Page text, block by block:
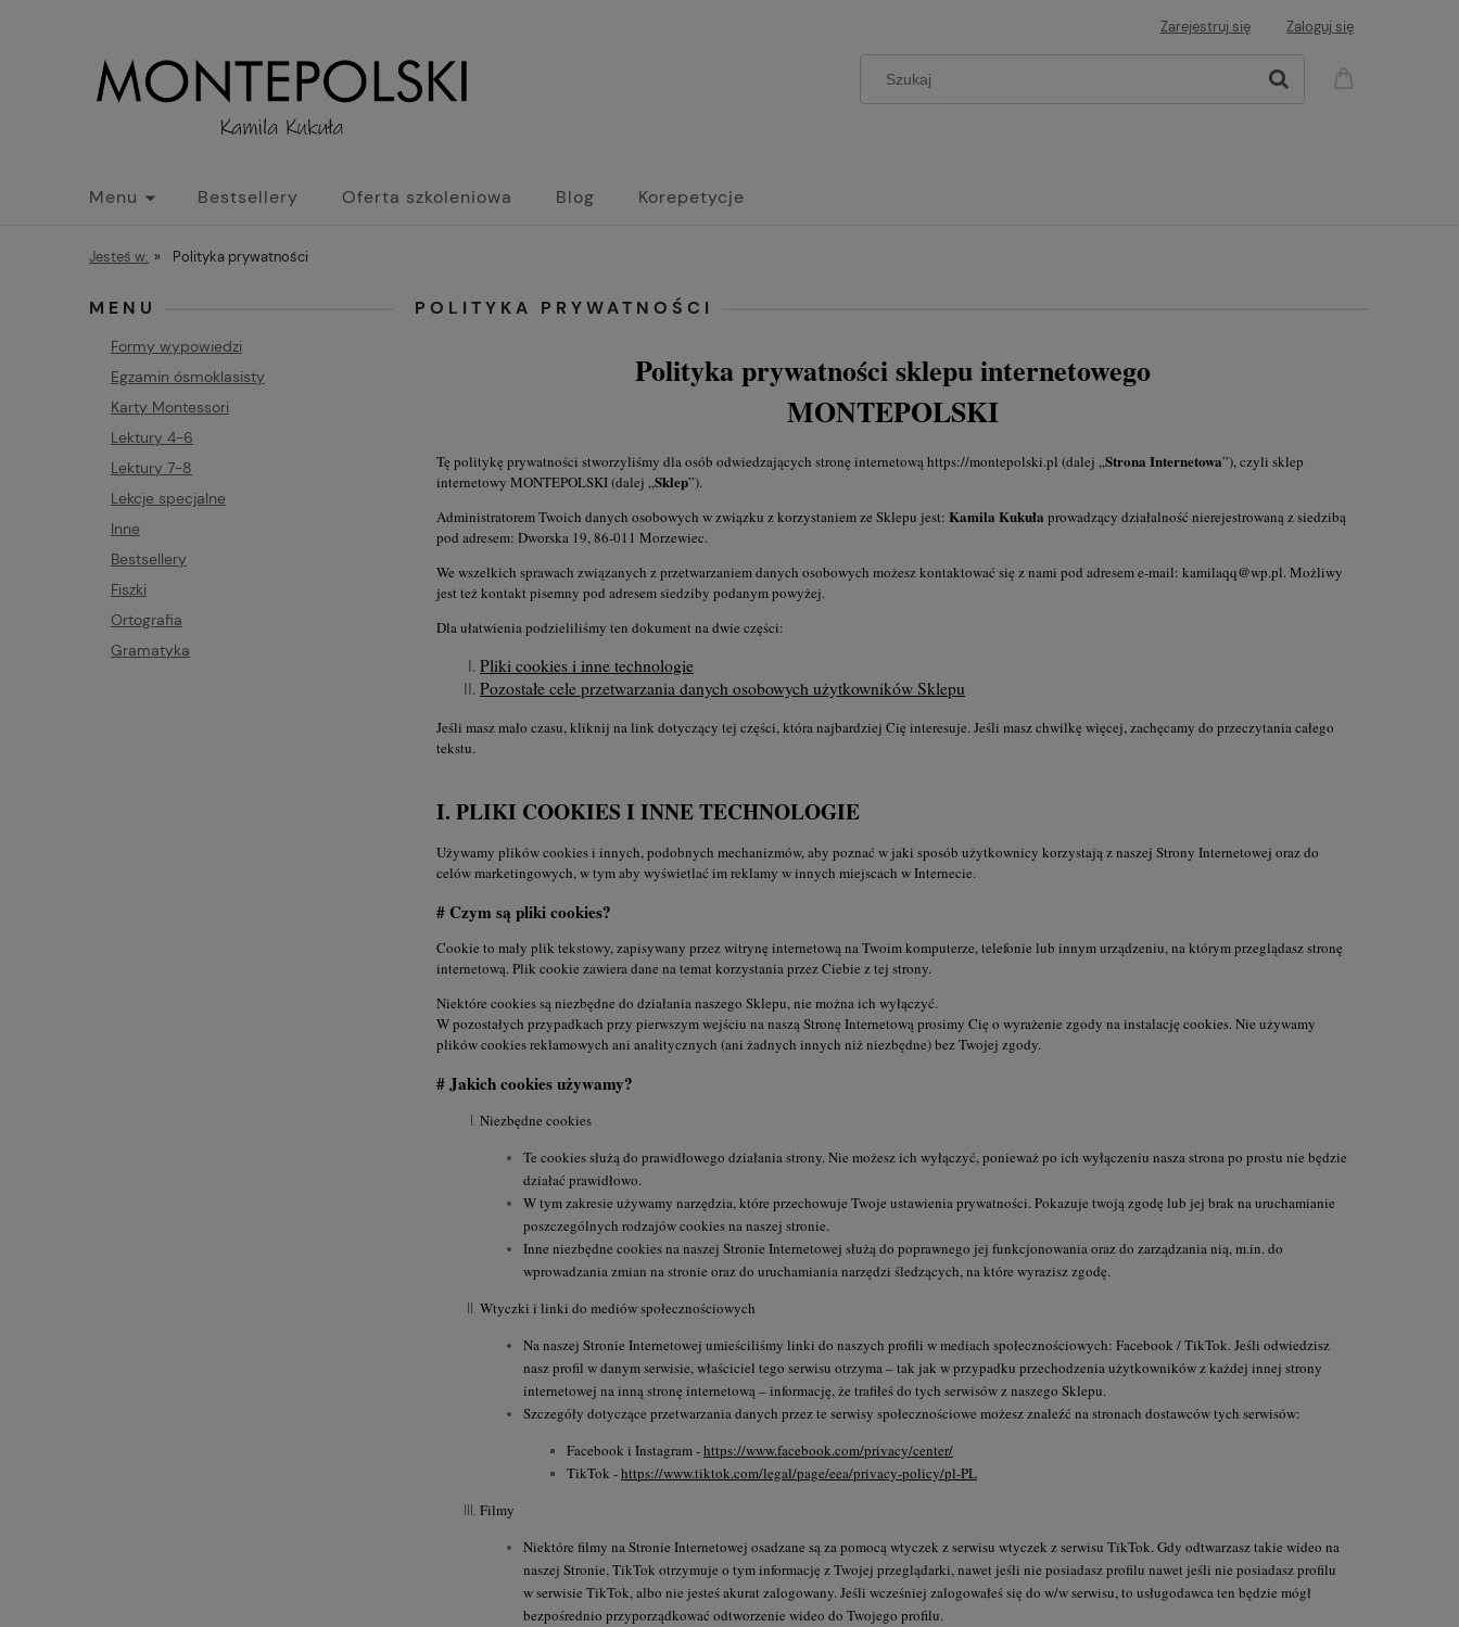
Zarejestruj się Zaloguj się
Menu Bestsellery Oferta szkoleniowa Blog Korepetycje
Jesteś w: » Polityka prywatności
MENU
Formy wypowiedzi
Egzamin ósmoklasisty
Karty Montessori
Lektury 4-6
Lektury 7-8
Lekcje specjalne
Inne
Bestsellery
Fiszki
Ortografia
Gramatyka
POLITYKA PRYWATNOŚCI
Polityka prywatności sklepu internetowego
MONTEPOLSKI
Tę politykę prywatności stworzyliśmy dla osób odwiedzających stronę internetowąhttps://montepolski.pl (dalej „Strona Internetowa”), czyli sklep
internetowy MONTEPOLSKI (dalej „Sklep”).
Administratorem Twoich danych osobowych w związku z korzystaniem ze Sklepu jest: Kamila Kukuła prowadzący działalność nierejestrowaną z siedzibą
pod adresem: Dworska 19, 86-011 Morzewiec.
We wszelkich sprawach związanych z przetwarzaniem danych osobowych możesz kontaktować się z nami pod adresem e-mail: kamilaqq@wp.pl. Możliwy
jest też kontakt pisemny pod adresem siedziby podanym powyżej.
Dla ułatwienia podzieliliśmy ten dokument na dwie części:
Pliki cookies i inne technologie
Pozostałe cele przetwarzania danych osobowych użytkowników Sklepu
Jeśli masz mało czasu, kliknij na link dotyczący tej części, która najbardziej Cię interesuje. Jeśli masz chwilkę więcej, zachęcamy do przeczytania całego
tekstu.
I. PLIKI COOKIES I INNE TECHNOLOGIE
Używamy plików cookies i innych, podobnych mechanizmów, aby poznać w jaki sposób użytkownicy korzystają z naszej Strony Internetowej oraz do
celów marketingowych, w tym aby wyświetlać im reklamy w innych miejscach w Internecie.
# Czym są pliki cookies?
Cookie to mały plik tekstowy, zapisywany przez witrynę internetową na Twoim komputerze, telefonie lub innym urządzeniu, na którym przeglądasz stronę
internetową. Plik cookie zawiera dane na temat korzystania przez Ciebie z tej strony.
Niektóre cookies są niezbędne do działania naszego Sklepu, nie można ich wyłączyć.
W pozostałych przypadkach przy pierwszym wejściu na naszą Stronę Internetową prosimy Cię o wyrażenie zgody na instalację cookies. Nie używamy
plików cookies reklamowych ani analitycznych (ani żadnych innych niż niezbędne) bez Twojej zgody.
# Jakich cookies używamy?
Niezbędne cookies
Te cookies służą do prawidłowego działania strony. Nie możesz ich wyłączyć, ponieważ po ich wyłączeniu nasza strona po prostu nie będzie
działać prawidłowo.
W tym zakresie używamy narzędzia, które przechowuje Twoje ustawienia prywatności. Pokazuje twoją zgodę lub jej brak na uruchamianie
poszczególnych rodzajów cookies na naszej stronie.
Inne niezbędne cookies na naszej Stronie Internetowej służą do poprawnego jej funkcjonowania oraz do zarządzania nią, m.in. do
wprowadzania zmian na stronie oraz do uruchamiania narzędzi śledzących, na które wyrazisz zgodę.
Wtyczki i linki do mediów społecznościowych
Na naszej Stronie Internetowej umieściliśmy linki do naszych profili w mediach społecznościowych: Facebook / TikTok. Jeśli odwiedzisz
nasz profil w danym serwisie, właściciel tego serwisu otrzyma – tak jak w przypadku przechodzenia użytkowników z każdej innej strony
internetowej na inną stronę internetową – informację, że trafiłeś do tych serwisów z naszego Sklepu.
Szczegóły dotyczące przetwarzania danych przez te serwisy społecznościowe możesz znaleźć na stronach dostawców tych serwisów:
Facebook i Instagram -https://www.facebook.com/privacy/center/
TikTok -https://www.tiktok.com/legal/page/eea/privacy-policy/pl-PL
Filmy
Niektóre filmy na Stronie Internetowej osadzane są za pomocą wtyczek z serwisu wtyczek z serwisu TikTok. Gdy odtwarzasz takie wideo na
naszej Stronie, TikTok otrzymuje o tym informację z Twojej przeglądarki, nawet jeśli nie posiadasz profilu nawet jeśli nie posiadasz profilu
w serwisie TikTok, albo nie jesteś akurat zalogowany. Jeśli wcześniej zalogowałeś się do w/w serwisu, to usługodawca ten będzie mógł
bezpośrednio przyporządkować odtworzenie wideo do Twojego profilu.